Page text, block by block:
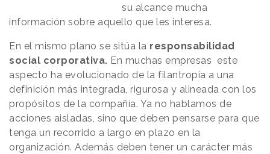
su alcance mucha
información sobre aquello que les interesa.
En el mismo plano se sitúa la responsabilidad
social corporativa. En muchas empresas este
aspecto ha evolucionado de la filantropía a una
definición más integrada, rigurosa y alineada con los
propósitos de la compañía. Ya no hablamos de
acciones aisladas, sino que deben pensarse para que
tenga un recorrido a largo en plazo en la
organización. Además deben tener un carácter más